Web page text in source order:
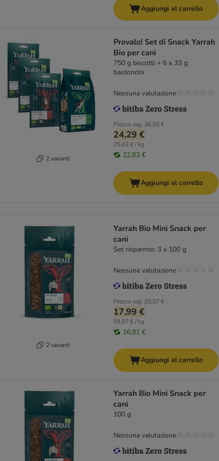
Aggiungi al carrello
2 varianti
Provalo! Set di Snack Yarrah
Bio per cani
750 g biscotti + 6 x 33 g
bastoncini
Prezzo reg. 26,55 €
24,29 €
25,62 € / kg
22,83 €
Nessuna valutazione
Aggiungi al carrello
2 varianti
Yarrah Bio Mini Snack per
cani
Set risparmio: 3 x 100 g
Prezzo reg. 20,07 €
17,99 €
59,97 € / kg
16,91 €
Nessuna valutazione
Aggiungi al carrello
Yarrah Bio Mini Snack per
cani
100 g
Nessuna valutazione